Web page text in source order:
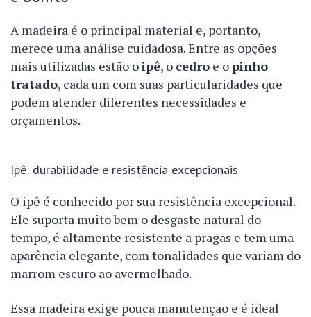
A madeira é o principal material e, portanto,
merece uma análise cuidadosa. Entre as opções
mais utilizadas estão oipê, o cedro e o pinho
tratado, cada um com suas particularidades que
podem atender diferentes necessidades e
orçamentos.
Ipê: durabilidade e resistência excepcionais
O ipê é conhecido por sua resistência excepcional.
Ele suporta muito bem o desgaste natural do
tempo, é altamente resistente a pragas e tem uma
aparência elegante, com tonalidades que variam do
marrom escuro ao avermelhado.
Essa madeira exige pouca manutenção e é ideal